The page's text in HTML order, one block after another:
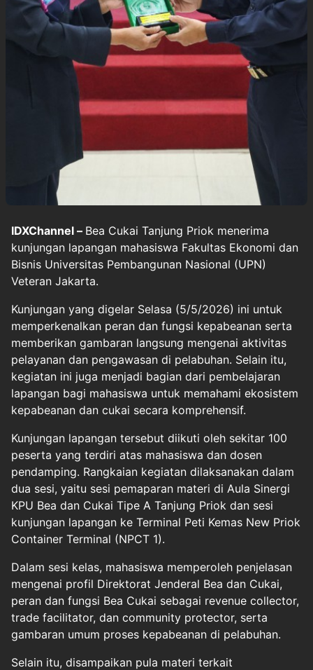
IDXChannel – Bea Cukai Tanjung Priok menerima
kunjungan lapangan mahasiswa Fakultas Ekonomi dan
Bisnis Universitas Pembangunan Nasional (UPN)
Veteran Jakarta.
Kunjungan yang digelar Selasa (5/5/2026) ini untuk
memperkenalkan peran dan fungsi kepabeanan serta
memberikan gambaran langsung mengenai aktivitas
pelayanan dan pengawasan di pelabuhan. Selain itu,
kegiatan ini juga menjadi bagian dari pembelajaran
lapangan bagi mahasiswa untuk memahami ekosistem
kepabeanan dan cukai secara komprehensif.
Kunjungan lapangan tersebut diikuti oleh sekitar 100
peserta yang terdiri atas mahasiswa dan dosen
pendamping. Rangkaian kegiatan dilaksanakan dalam
dua sesi, yaitu sesi pemaparan materi di Aula Sinergi
KPU Bea dan Cukai Tipe A Tanjung Priok dan sesi
kunjungan lapangan ke Terminal Peti Kemas New Priok
Container Terminal (NPCT 1).
Dalam sesi kelas, mahasiswa memperoleh penjelasan
mengenai profil Direktorat Jenderal Bea dan Cukai,
peran dan fungsi Bea Cukai sebagai revenue collector,
trade facilitator, dan community protector, serta
gambaran umum proses kepabeanan di pelabuhan.
Selain itu, disampaikan pula materi terkait